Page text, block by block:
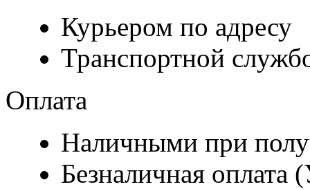
Курьером по адресу
Транспортной
Оплата
Наличными при
Безналичная